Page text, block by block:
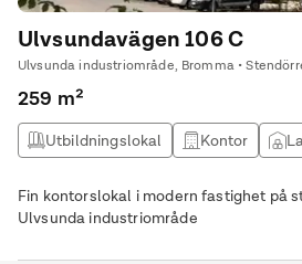
Ulvsundavägen 106 C
259 m²
Utbildningslokal Kontor
Fin kontorslokal i modern fastighet på
Ulvsunda industriområde